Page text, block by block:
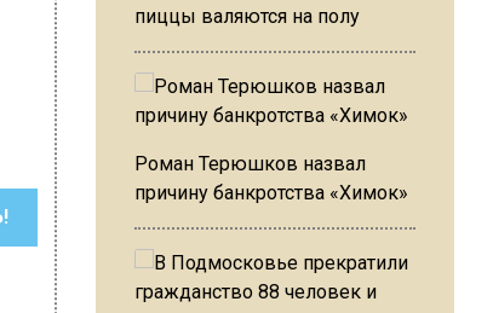
пиццы валяются на полу
Роман Терюшков назвал
причину банкротства «Химок»